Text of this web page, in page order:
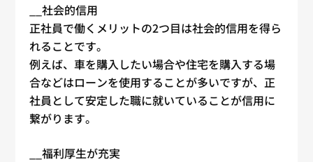
__社会的信用
正社員で働くメリットの2つ目は社会的信用を得ら
れることです。
例えば、車を購入したい場合や住宅を購入する場
合などはローンを使用することが多いですが、正
社員 として安定した職に就いていることが信用に
繋がります。
__福利厚生が充実